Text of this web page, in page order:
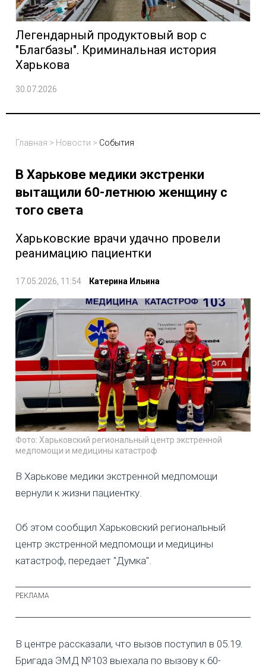
Легендарный продуктовый вор с
"Благбазы". Криминальная история
Харькова
30.07.2026
Главная > Новости > События
В Харькове медики экстренки
вытащили 60-летнюю женщину с
того света
Харьковские врачи удачно провели
реанимацию пациентки
17.05.2026, 11:54 Катерина Ильина
Фото: Харьковский региональный центр экстренной
медпомощи и медицины катастроф
В Харькове медики экстренной медпомощи
вернули к жизни пациентку.
Об этом сообщил Харьковский региональный
центр экстренной медпомощи и медицины
катастроф, передает "Думка".
В центре рассказали, что вызов поступил в 05.19.
Бригада ЭМД №103 выехала по вызову к 60-